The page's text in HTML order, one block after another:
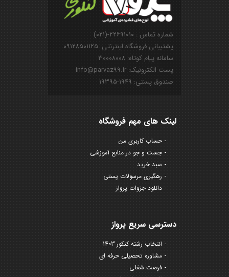
شماره تماس : ۲۲۶۹۱۰۱۰-(۰۲۱)
پشتیبانی فروشگاه اینترنتی: ۰۹۱۲۸۵۰۱۱۲۵
سامانه پیام کوتاه: ۳۰۰۰۸۰۰۸
پست الکترونیک: info@parvaz99.ir
صندوق پستی: ۱۹۴۹-۱۹۳۹۵
لینک های مهم فروشگاه
حساب کاربری من
جست و جو در منابع آموزشی
سبد خرید
رهگیری مرسولات پستی
دانلود جزوات پرواز
دسترسی سریع پرواز
انتخاب رشته کنکور 1403
مشاوره تحصیلی حرفه ای
فرصت شغلی